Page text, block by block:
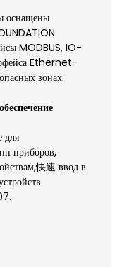
оснащены
MODBUS, IO-
Ethernet-
зонах.
для
приборов,
快速 ввод в